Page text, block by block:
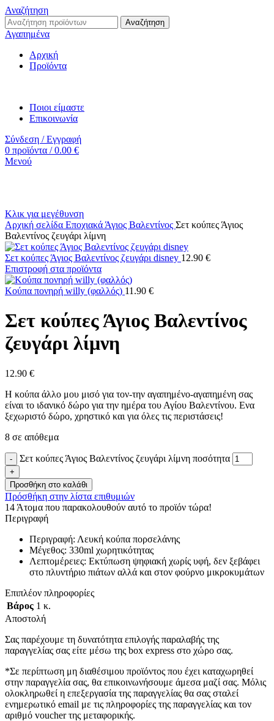
Αναζήτηση
Αναζήτηση
Αγαπημένα
Αρχική
Προϊόντα
Ποιοι είμαστε
Επικοινωνία
Σύνδεση / Εγγραφή
0 προϊόντα / 0.00 €
Μενού
Κλικ για μεγέθυνση
Αρχική σελίδα Εποχιακά Άγιος Βαλεντίνος Σετ κούπες Άγιος
Βαλεντίνος ζευγάρι λίμνη
Σετ κούπες Άγιος Βαλεντίνος ζευγάρι disney 12.90 €
Επιστροφή στα προϊόντα
Κούπα πονηρή willy (φαλλός) 11.90 €
Σετ κούπες Άγιος Βαλεντίνος
ζευγάρι λίμνη
12.90 €
Η κούπα άλλο μου μισό για τον-την αγαπημένο-αγαπημένη σας
είναι το ιδανικό δώρο για την ημέρα του Αγίου Βαλεντίνου. Ενα
ξεχωριστό δώρο, χρηστικό και για όλες τις περιστάσεις!
8 σε απόθεμα
Σετ κούπες Άγιος Βαλεντίνος ζευγάρι λίμνη ποσότητα
Προσθήκη στο καλάθι
Πρόσθήκη στην λίστα επιθυμιών
14 Άτομα που παρακολουθούν αυτό το προϊόν τώρα!
Περιγραφή
Περιγραφή: Λευκή κούπα πορσελάνης
Μέγεθος: 330ml χωρητικότητας
Λεπτομέρειες: Εκτύπωση ψηφιακή χωρίς υφή, δεν ξεβάφει
στο πλυντήριο πιάτων αλλά και στον φούρνο μικροκυμάτων
Επιπλέον πληροφορίες
Βάρος 1 κ.
Αποστολή
Σας παρέχουμε τη δυνατότητα επιλογής παραλαβής της
παραγγελίας σας είτε μέσω της box express στο χώρο σας.
*Σε περίπτωση μη διαθέσιμου προϊόντος που έχει καταχωρηθεί
στην παραγγελία σας, θα επικοινωνήσουμε άμεσα μαζί σας. Μόλις
ολοκληρωθεί η επεξεργασία της παραγγελίας θα σας σταλεί
ενημερωτικό email με τις πληροφορίες της παραγγελίας και τον
αριθμό voucher της μεταφορικής.